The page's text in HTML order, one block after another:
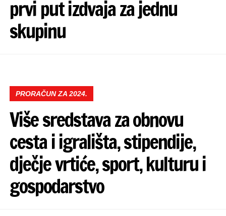
prvi put izdvaja za jednu
skupinu
PRORAČUN ZA 2024.
Više sredstava za obnovu
cesta i igrališta, stipendije,
dječje vrtiće, sport, kulturu i
gospodarstvo